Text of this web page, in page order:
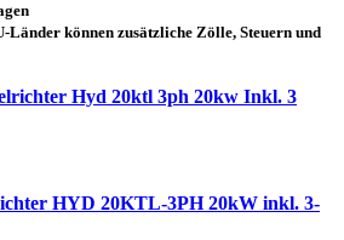
können zusätzliche Zölle, Steuern und
HYD 20KTL-3PH 20kW inkl. 3-